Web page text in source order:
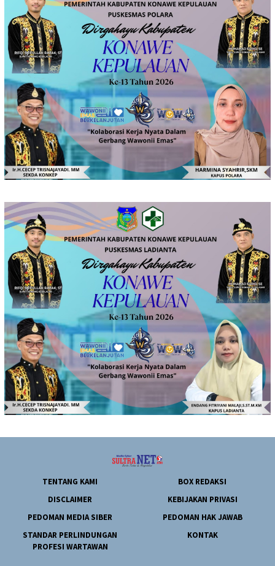
TENTANG KAMI
BOX REDAKSI
DISCLAIMER
KEBIJAKAN PRIVASI
PEDOMAN MEDIA SIBER
PEDOMAN HAK JAWAB
STANDAR PERLINDUNGAN
PROFESI WARTAWAN
KONTAK